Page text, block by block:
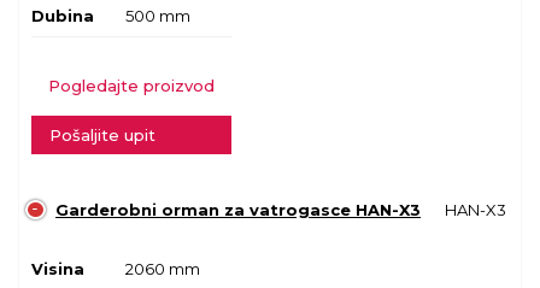
Dubina 500 mm
Pogledajte proizvod
Pošaljite upit
Garderobni orman za vatrogasce HAN-X3 HAN-X3
Visina 2060 mm